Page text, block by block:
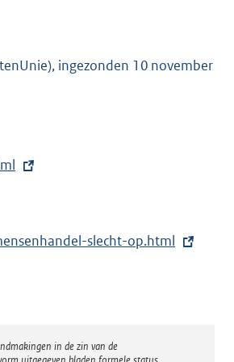
ingezonden 10 november
slecht-op.html
in de zin van de